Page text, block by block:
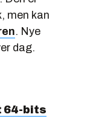
men kan
. Nye
dag.
64-bits